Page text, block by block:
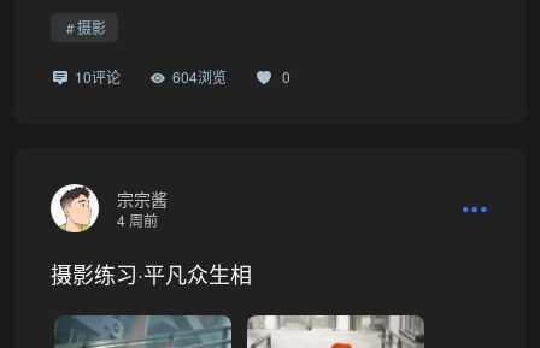
摄影
10评论 604浏览 0
宗宗酱
4 周前
摄影练习·平凡众生相